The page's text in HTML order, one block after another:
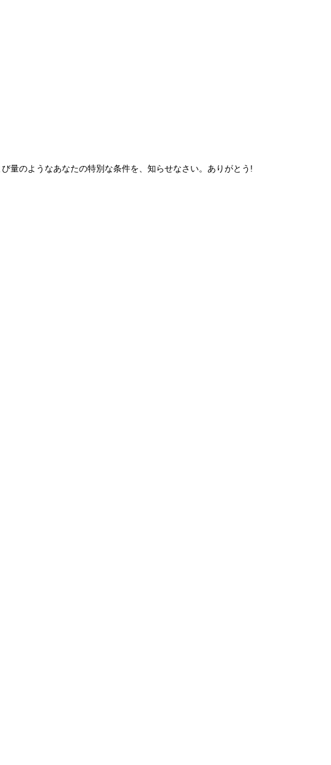
量のようなあなたの特別な条件を、知らせなさい。ありがとう!